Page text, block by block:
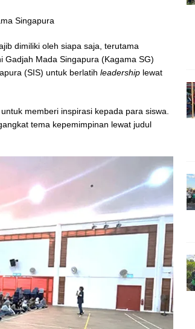
Singapura
dimiliki oleh siapa saja, terutama
Gadjah Mada Singapura (Kagama SG)
(SIS) untuk berlatihleadership lewat
memberi inspirasi kepada para siswa.
tema kepemimpinan lewat judul